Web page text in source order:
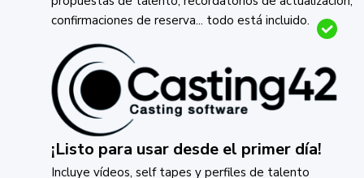
confirmaciones de reserva... todo está incluido.
¡Listo para usar desde el primer día!
Incluye vídeos, self tapes y perfiles de talento